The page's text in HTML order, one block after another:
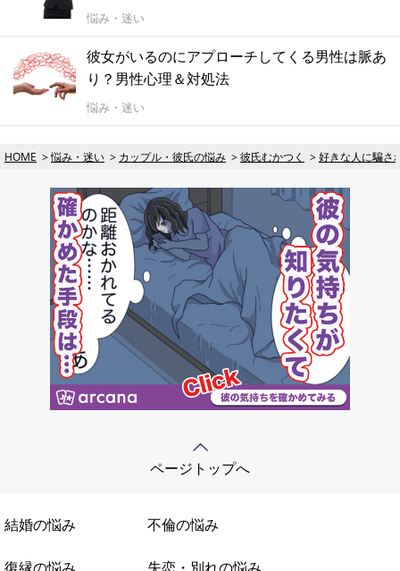
悩み・迷い
彼女がいるのにアプローチしてくる男性は脈あ
り？男性心理＆対処法
悩み・迷い
HOME 悩み・迷い カップル・彼氏の悩み 彼氏むかつく 好きな人に騙さ
ページトップへ
結婚の悩み 不倫の悩み